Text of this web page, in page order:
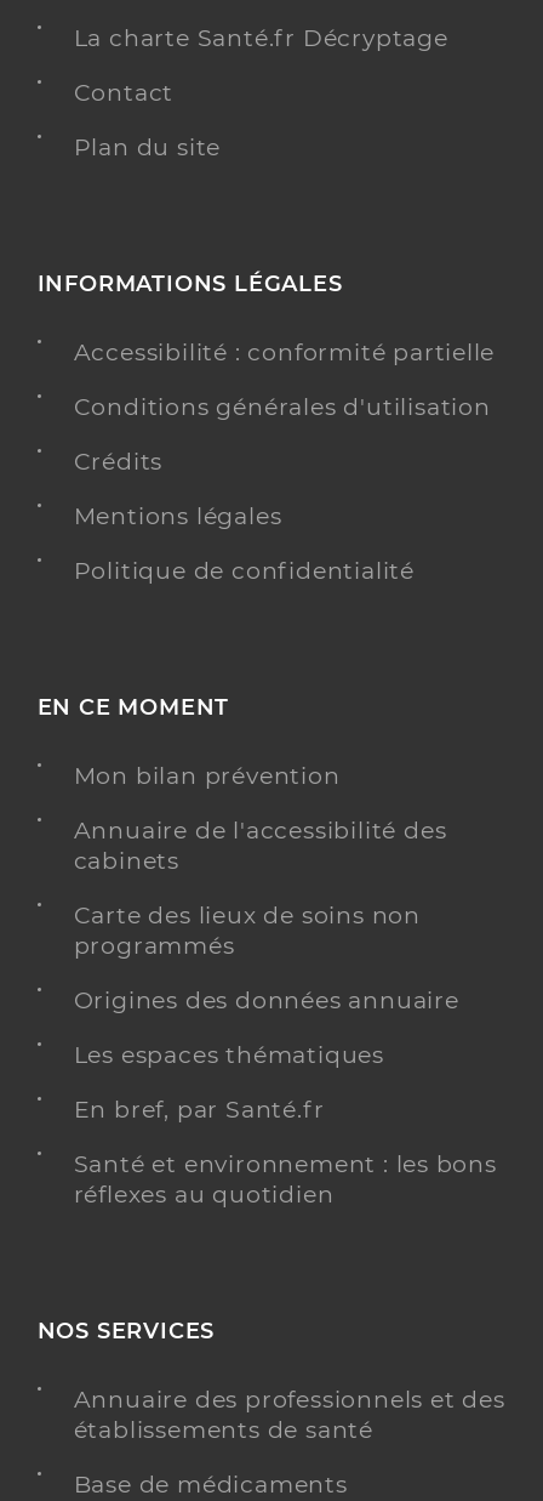
La charte Santé.fr Décryptage
Contact
Plan du site
INFORMATIONS LÉGALES
Accessibilité : conformité partielle
Conditions générales d'utilisation
Crédits
Mentions légales
Politique de confidentialité
EN CE MOMENT
Mon bilan prévention
Annuaire de l'accessibilité des
cabinets
Carte des lieux de soins non
programmés
Origines des données annuaire
Les espaces thématiques
En bref, par Santé.fr
Santé et environnement : les bons
réflexes au quotidien
NOS SERVICES
Annuaire des professionnels et des
établissements de santé
Base de médicaments